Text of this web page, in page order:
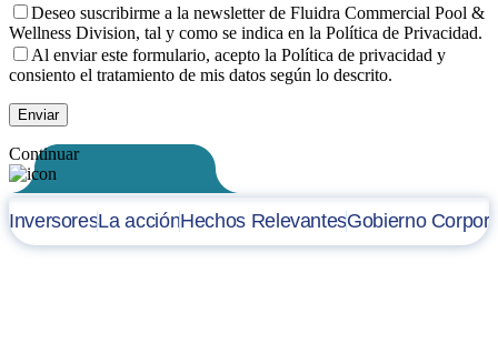
Deseo suscribirme a la newsletter de Fluidra Commercial Pool &
Wellness Division, tal y como se indica en la Política de Privacidad.
Al enviar este formulario, acepto la Política de privacidad y
consiento el tratamiento de mis datos según lo descrito.
Continuar
InversoresLa acciónHechos RelevantesGobierno